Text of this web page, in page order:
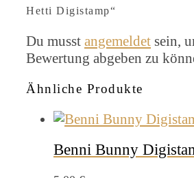
Hetti Digistamp“
Du musst angemeldet sein,
Bewertung abgeben zu
Ähnliche Produkte
Benni Bunny